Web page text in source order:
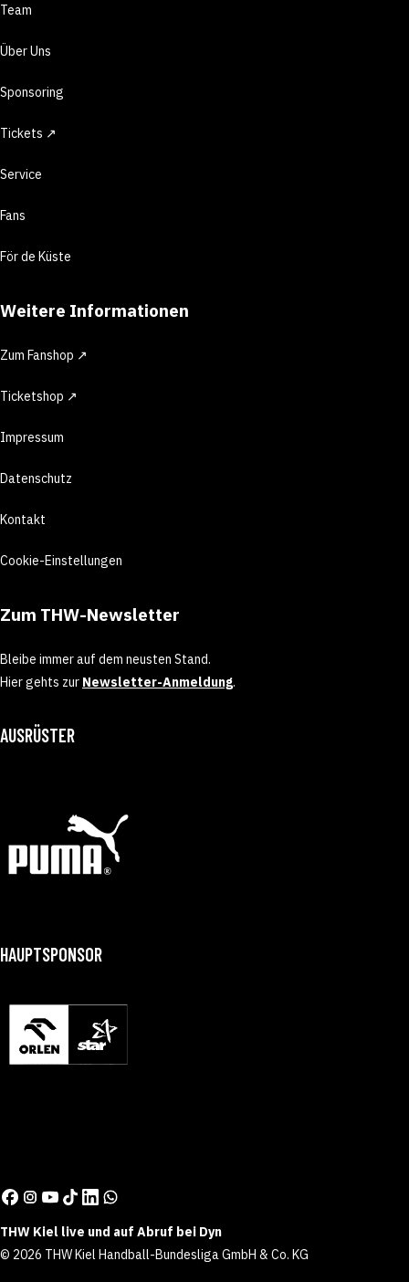
Team
Über Uns
Sponsoring
Tickets ↗
Service
Fans
För de Küste
Weitere Informationen
Zum Fanshop ↗
Ticketshop ↗
Impressum
Datenschutz
Kontakt
Cookie-Einstellungen
Zum THW-Newsletter
Bleibe immer auf dem neusten Stand.
Hier gehts zur Newsletter-Anmeldung.
AUSRÜSTER
HAUPTSPONSOR
THW Kiel live und auf Abruf bei Dyn
© 2026 THW Kiel Handball-Bundesliga GmbH & Co. KG